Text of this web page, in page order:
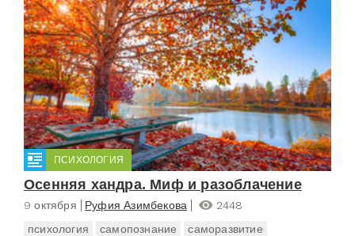
ПСИХОЛОГИЯ
Осенняя хандра. Миф и разоблачение
9 октября Руфия Азимбекова
2448
психология
самопознание саморазвитие